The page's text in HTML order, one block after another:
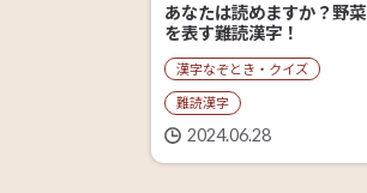
あなたは読めますか？野菜
を表す難読漢字！
漢字なぞとき・クイズ
難読漢字
2024.06.28